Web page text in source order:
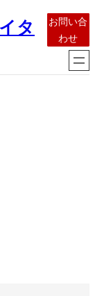
タ
お問い合
わせ